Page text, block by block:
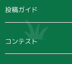
投稿ガイド
コンテスト